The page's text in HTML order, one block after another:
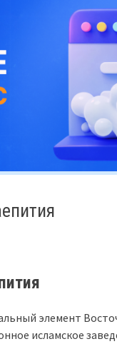
элемент
исламское